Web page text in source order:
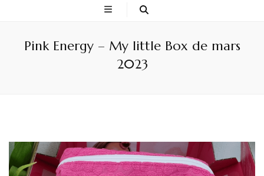
et revues de
produits beauté
Pink Energy – My little Box de mars
2023